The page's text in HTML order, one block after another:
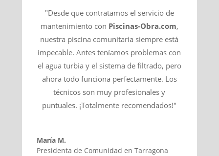
"Desde que contratamos el servicio de
mantenimiento con Piscinas-Obra.com,
nuestra piscina comunitaria siempre está
impecable. Antes teníamos problemas con
el agua turbia y el sistema de filtrado, pero
ahora todo funciona perfectamente. Los
técnicos son muy profesionales y
puntuales. ¡Totalmente recomendados!"
María M.
Presidenta de Comunidad en Tarragona